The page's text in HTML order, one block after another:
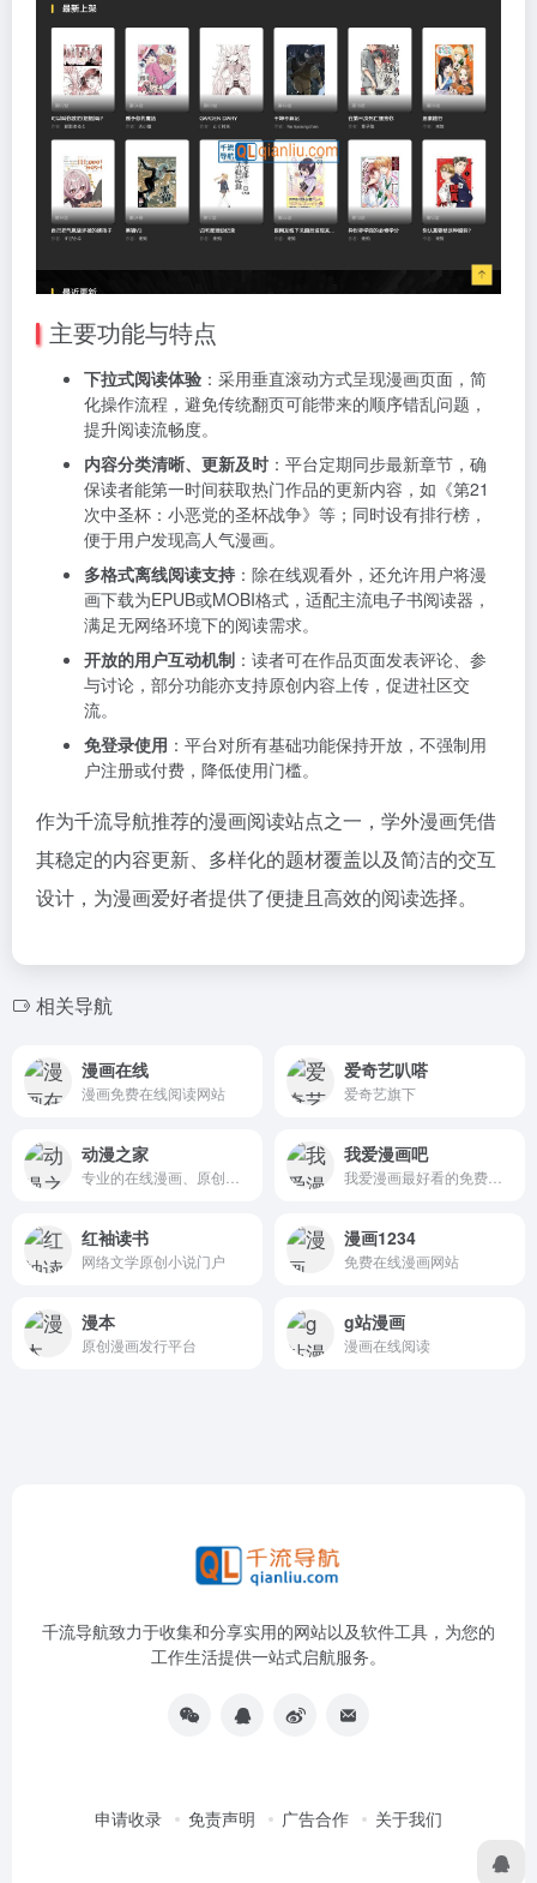
主要功能与特点
下拉式阅读体验 ：采用垂直滚动方式呈现漫画页面，简
化操作流程，避免传统翻页可能带来的顺序错乱问题，
提升阅读流畅度。
内容分类清晰、更新及时 ：平台定期同步最新章节，确
保读者能第一时间获取热门作品的更新内容，如《第21
次中圣杯：小恶党的圣杯战争》等；同时设有排行榜，
便于用户发现高人气漫画。
多格式离线阅读支持 ：除在线观看外，还允许用户将漫
画下载为EPUB或MOBI格式，适配主流电子书阅读器，
满足无网络环境下的阅读需求。
开放的用户互动机制 ：读者可在作品页面发表评论、参
与讨论，部分功能亦支持原创内容上传，促进社区交
流。
免登录使用 ：平台对所有基础功能保持开放，不强制用
户注册或付费，降低使用门槛。
作为千流导航推荐的漫画阅读站点之一，学外漫画凭借
其稳定的内容更新、多样化的题材覆盖以及简洁的交互
设计，为漫画爱好者提供了便捷且高效的阅读选择。
相关导航
漫画在线
漫画免费在线阅读网站
爱奇艺叭嗒
爱奇艺旗下
动漫之家 我爱漫画吧
红袖读书
网络文学原创小说门户
漫画1234
免费在线漫画网站
漫本
原创漫画发行平台
g站漫画
漫画在线阅读
千流导航致力于收集和分享实用的网站以及软件工具，为您的
工作生活提供一站式启航服务。
申请收录 免责声明 广告合作 关于我们